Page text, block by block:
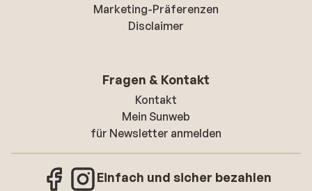
Marketing-Präferenzen
Disclaimer
Fragen & Kontakt
Kontakt
Mein Sunweb
für Newsletter anmelden
Einfach und sicher bezahlen